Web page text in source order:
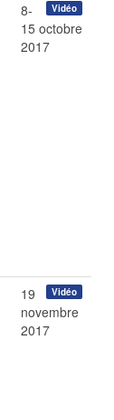
Vidéo
8-
15 octobre
2017
Vidéo
19
novembre
2017